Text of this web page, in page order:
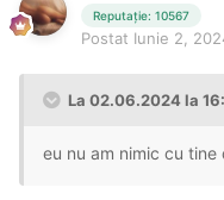
Reputație: 10567
Postat Iunie 2,
La 02.06.2024 la
eu nu am nimic cu